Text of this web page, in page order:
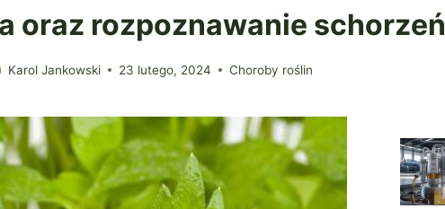
oraz rozpoznawanie schorzeń
Karol Jankowski 23 lutego, 2024 Choroby roślin